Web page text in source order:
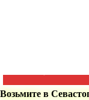
Возьмите в